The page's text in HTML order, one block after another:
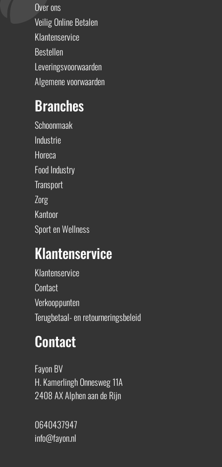
Over ons
Veilig Online Betalen
Klantenservice
Bestellen
Leveringsvoorwaarden
Algemene voorwaarden
Branches
Schoonmaak
Industrie
Horeca
Food Industry
Transport
Zorg
Kantoor
Sport en Wellness
Klantenservice
Klantenservice
Contact
Verkooppunten
Terugbetaal- en retourneringsbeleid
Contact
Fayon BV
H. Kamerlingh Onnesweg 11A
2408 AX Alphen aan de Rijn
0640437947
info@fayon.nl